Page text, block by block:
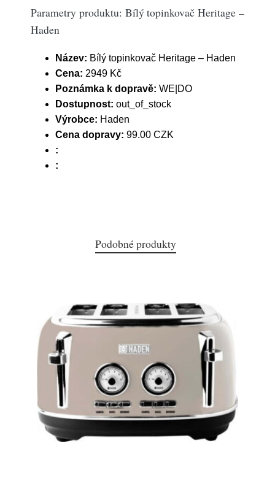
Parametry produktu: Bílý topinkovač Heritage –
Haden
Název: Bílý topinkovač Heritage – Haden
Cena: 2949 Kč
Poznámka k dopravě: WE|DO
Dostupnost: out_of_stock
Výrobce: Haden
Cena dopravy: 99.00 CZK
:
:
Podobné produkty